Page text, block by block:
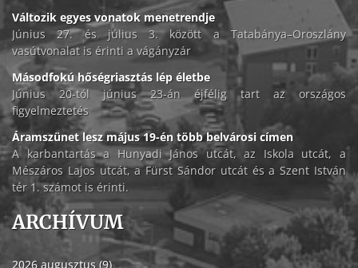
Változik egyes vonatok menetrendje
Június 27. és július 3. között a Tatabánya–Oroszlány
vasútvonalat is érinti a vágányzár
Másodfokú hőségriasztás lép életbe
Június 20-tól június 23-án éjfélig tart az országos
figyelmeztetés
Áramszünet lesz május 19-én több belvárosi címen
A karbantartás a Hunyadi János utcát, az Iskola utcát, a
Mészáros Lajos utcát, a Fürst Sándor utcát és a Szent István
tér 1. számot is érinti.
ARCHÍVUM
2026 augusztus (9)